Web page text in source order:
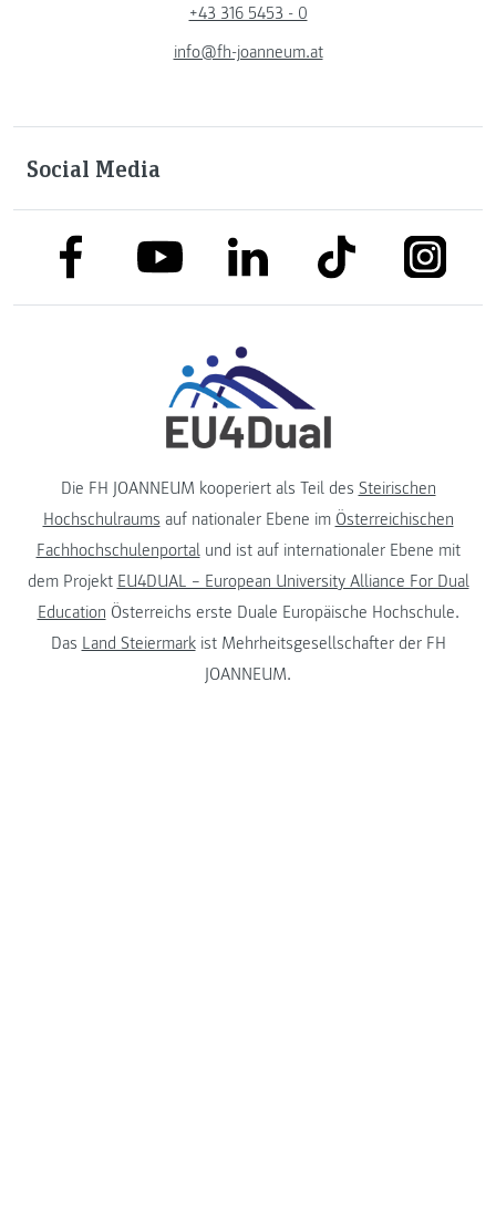
+43 316 5453 - 0
info@fh-joanneum.at
Social Media
link to facebooklink to youtubelink to linkedinlink to tiktok
Die FH JOANNEUM kooperiert als Teil des Steirischen
Hochschulraums auf nationaler Ebene im Österreichischen
Fachhochschulenportalund ist auf internationaler Ebene mit
dem Projekt EU4DUAL – European University Alliance For Dual
Education Österreichs erste Duale Europäische Hochschule.
Das Land Steiermarkist Mehrheitsgesellschafter der FH
JOANNEUM.